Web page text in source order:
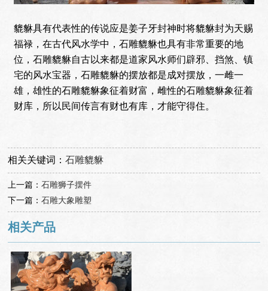
貔貅具有代表性的传说应是姜子牙封神时将貔貅封为天赐
福禄，在古代风水学中，石雕貔貅也具有非常重要的地
位，石雕貔貅自古以来都是道家风水师们辟邪、挡煞、镇
宅的风水宝器，石雕貔貅的摆放都是成对摆放，一雌一
雄，雄性的石雕貔貅象征着财富，雌性的石雕貔貅象征着
财库，所以民间传言有财也有库，才能守得住。
相关关键词：石雕貔貅
上一篇：石雕狮子摆件
下一篇：石雕大象雕塑
相关产品